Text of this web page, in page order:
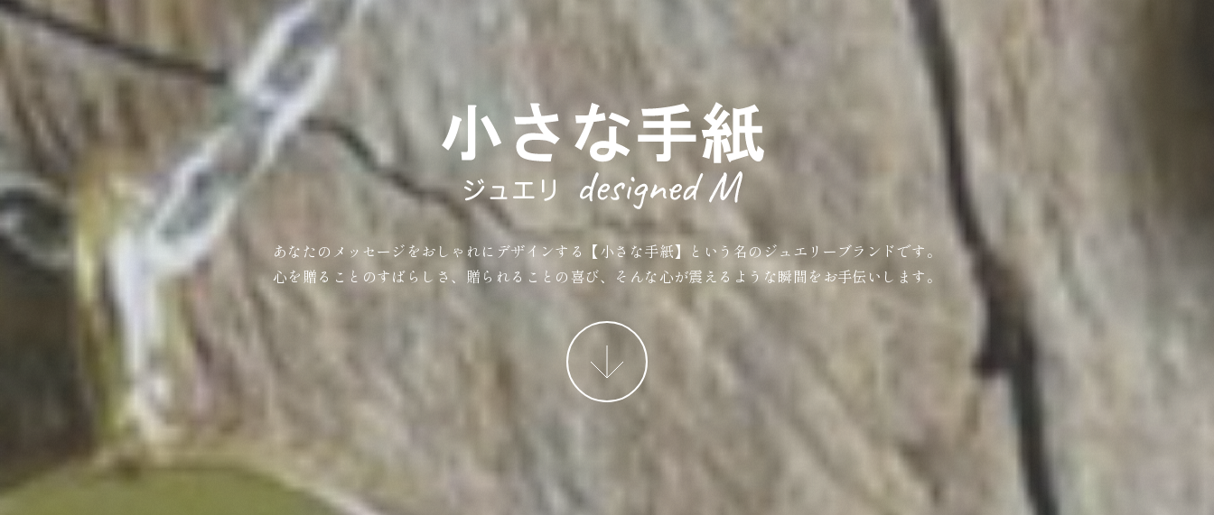
あなたのメッセージをおしゃれにデザインする【小さな手紙】という名のジュエリーブランドです。
心を贈ることのすばらしさ、贈られることの喜び、そんな心が震えるような瞬間をお手伝いします。
More